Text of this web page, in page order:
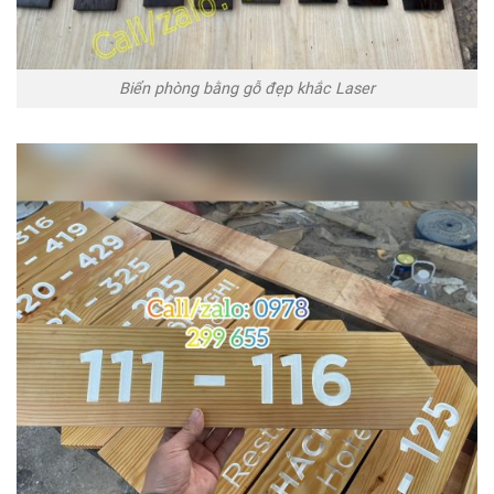
Biển phòng bằng gỗ đẹp khắc Laser